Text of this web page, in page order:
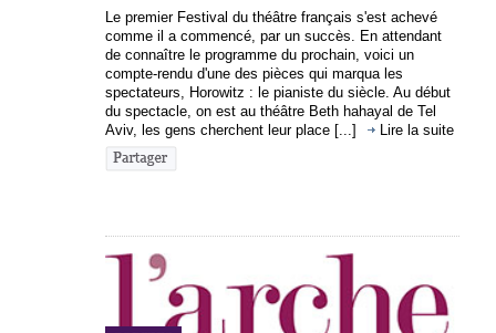
Le premier Festival du théâtre français s'est achevé
comme il a commencé, par un succès. En attendant
de connaître le programme du prochain, voici un
compte-rendu d'une des pièces qui marqua les
spectateurs, Horowitz : le pianiste du siècle. Au début
du spectacle, on est au théâtre Beth hahayal de Tel
Aviv, les gens cherchent leur place [...]
Lire la suite